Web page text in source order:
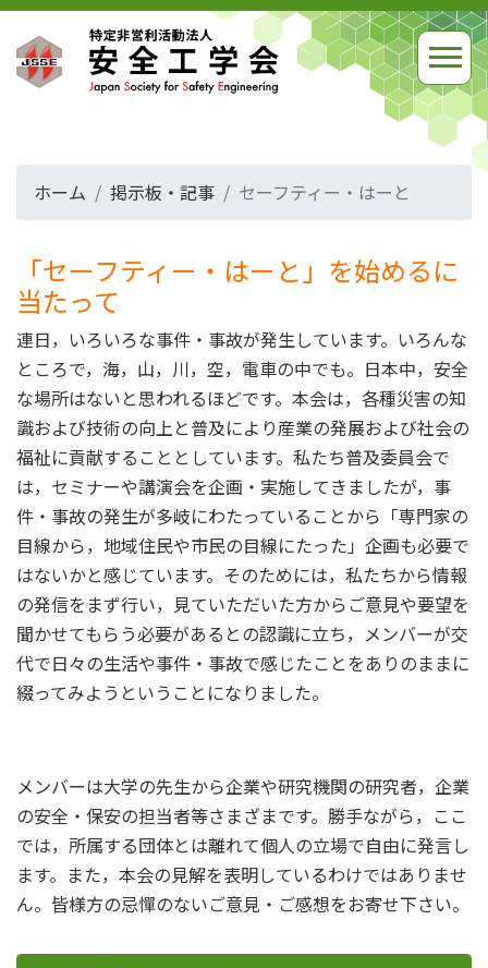
ホーム 掲示板・記事 セーフティー・はーと
「セーフティー・はーと」を始めるに
当たって
連日，いろいろな事件・事故が発生しています。いろんな
ところで，海，山，川，空，電車の中でも。日本中，安全
な場所はないと思われるほどです。本会は，各種災害の知
識および技術の向上と普及により産業の発展および社会の
福祉に貢献することとしています。私たち普及委員会で
は，セミナーや講演会を企画・実施してきましたが，事
件・事故の発生が多岐にわたっていることから「専門家の
目線から，地域住民や市民の目線にたった」企画も必要で
はないかと感じています。そのためには，私たちから情報
の発信をまず行い，見ていただいた方からご意見や要望を
聞かせてもらう必要があるとの認識に立ち，メンバーが交
代で日々の生活や事件・事故で感じたことをありのままに
綴ってみようということになりました。
メンバーは大学の先生から企業や研究機関の研究者，企業
の安全・保安の担当者等さまざまです。勝手ながら，ここ
では，所属する団体とは離れて個人の立場で自由に発言し
ます。また，本会の見解を表明しているわけではありませ
ん。皆様方の忌憚のないご意見・ご感想をお寄せ下さい。